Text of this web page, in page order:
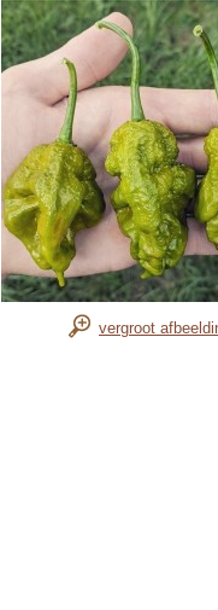
vergroot